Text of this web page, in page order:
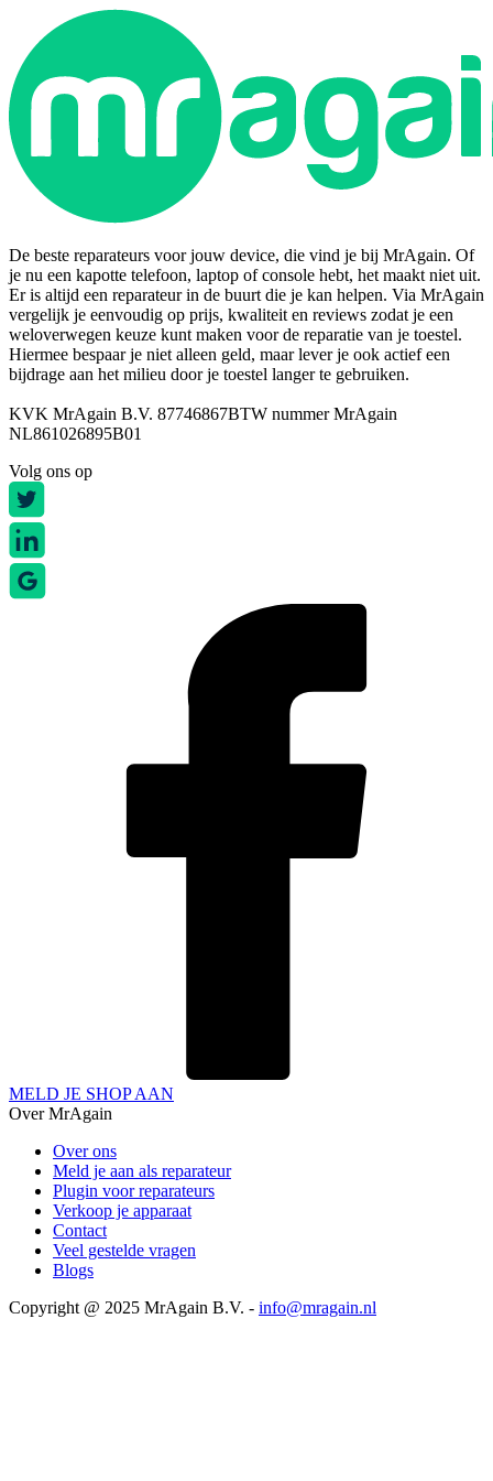
De beste reparateurs voor jouw device, die vind je bij MrAgain. Of
je nu een kapotte telefoon, laptop of console hebt, het maakt niet uit.
Er is altijd een reparateur in de buurt die je kan helpen. Via MrAgain
vergelijk je eenvoudig op prijs, kwaliteit en reviews zodat je een
weloverwegen keuze kunt maken voor de reparatie van je toestel.
Hiermee bespaar je niet alleen geld, maar lever je ook actief een
bijdrage aan het milieu door je toestel langer te gebruiken.
KVK MrAgain B.V. 87746867BTW nummer MrAgain
NL861026895B01
Volg ons op
MELD JE SHOP AAN
Over MrAgain
Over ons
Meld je aan als reparateur
Plugin voor reparateurs
Verkoop je apparaat
Contact
Veel gestelde vragen
Blogs
Copyright @ 2025 MrAgain B.V. - info@mragain.nl